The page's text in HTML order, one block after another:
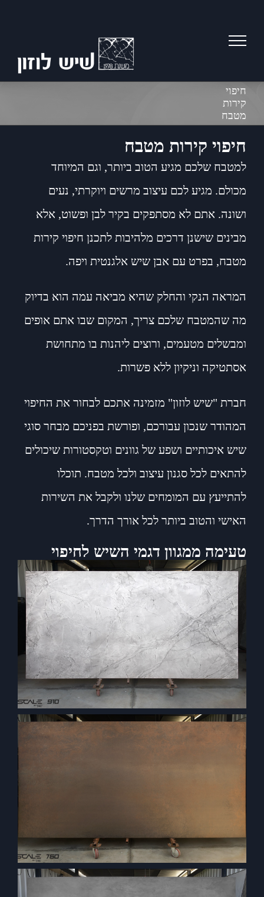
חיפוי
קירות
מטבח
חיפוי קירות מטבח
למטבח שלכם מגיע הטוב ביותר, וגם המיוחד
מכולם. מגיע לכם עיצוב מרשים ויוקרתי, נעים
ושונה. אתם לא מסתפקים בקיר לבן ופשוט, אלא
מבינים שישנן דרכים מלהיבות לתכנן חיפוי קירות
מטבח, בפרט עם אבן שיש אלגנטית ויפה.
המראה הנקי והחלק שהיא מביאה עמה הוא בדיוק
מה שהמטבח שלכם צריך, המקום שבו אתם אופים
ומבשלים מטעמים, ורוצים ליהנות בו מתחושת
אסתטיקה וניקיון ללא פשרות.
חברת "שיש לוזון" מזמינה אתכם לבחור את החיפוי
המהודר שנכון עבורכם, ופורשת בפניכם מבחר סוגי
שיש איכותיים ושפע של גוונים וטקסטורות שיכולים
להתאים לכל סגנון עיצוב ולכל מטבח. תוכלו
להתייעץ עם המומחים שלנו ולקבל את השירות
האישי והטוב ביותר לכל אורך הדרך.
טעימה ממגוון דגמי השיש לחיפוי